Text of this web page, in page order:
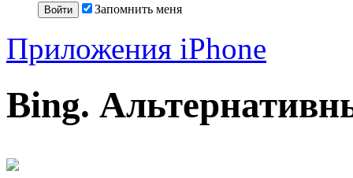
Запомнить меня
Приложения iPhone
Bing.